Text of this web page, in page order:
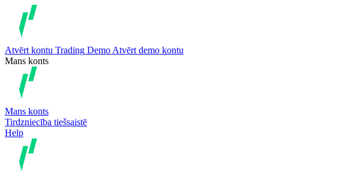
Atvērt kontu Trading Demo Atvērt demo kontu
Mans konts
Mans konts
Tirdzniecība tiešsaistē
Help